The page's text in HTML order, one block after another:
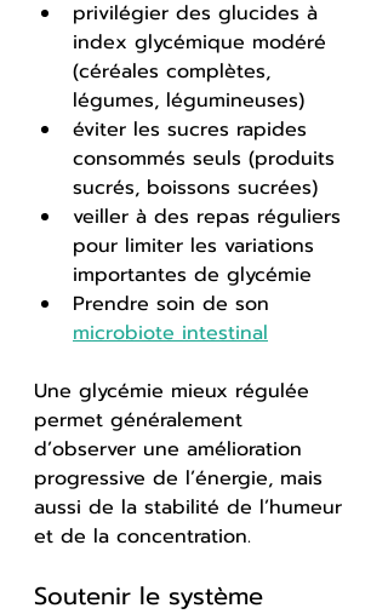
privilégier des glucides à
index glycémique modéré
(céréales complètes,
légumes, légumineuses)
éviter les sucres rapides
consommés seuls (produits
sucrés, boissons sucrées)
veiller à des repas réguliers
pour limiter les variations
importantes de glycémie
Prendre soin de son
microbiote intestinal
Une glycémie mieux régulée
permet généralement
d’observer une amélioration
progressive de l’énergie, mais
aussi de la stabilité de l’humeur
et de la concentration.
Soutenir le système